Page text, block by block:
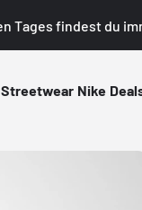
findest du
Streetwear Nike